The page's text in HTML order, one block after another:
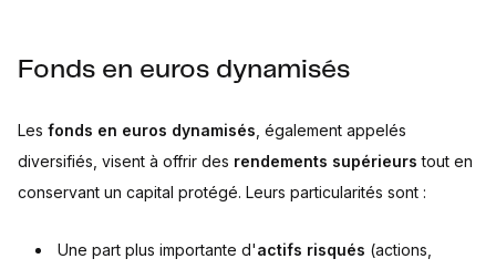
Fonds en euros dynamisés
Les fonds en euros dynamisés , également appelés
diversifiés, visent à offrir des rendements supérieurs tout en
conservant un capital protégé. Leurs particularités sont :
Une part plus importante d'actifs risqués (actions,